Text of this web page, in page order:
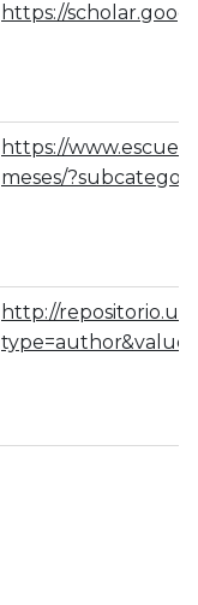
https://
https://
meses/
http://